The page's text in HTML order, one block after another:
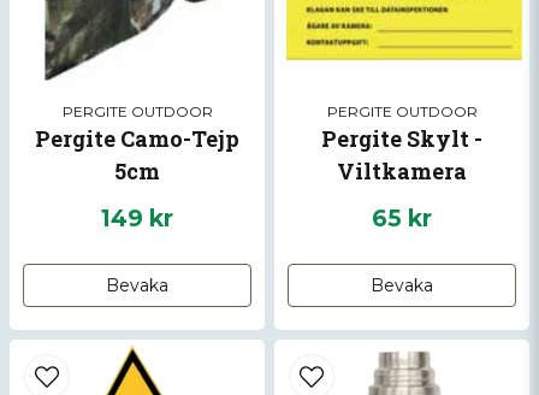
PERGITE OUTDOOR
Pergite Camo-Tejp
5cm
149 kr
Bevaka
PERGITE OUTDOOR
Pergite Skylt -
Viltkamera
65 kr
Bevaka
Ja, ni får publicera min fråga